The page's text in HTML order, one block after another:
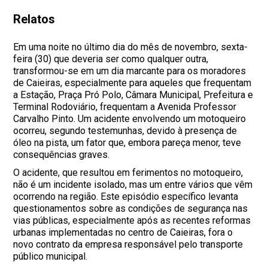
Relatos
Em uma noite no último dia do mês de novembro, sexta-
feira (30) que deveria ser como qualquer outra,
transformou-se em um dia marcante para os moradores
de Caieiras, especialmente para aqueles que frequentam
a Estação, Praça Pró Polo, Câmara Municipal, Prefeitura e
Terminal Rodoviário, frequentam a Avenida Professor
Carvalho Pinto. Um acidente envolvendo um motoqueiro
ocorreu, segundo testemunhas, devido à presença de
óleo na pista, um fator que, embora pareça menor, teve
consequências graves.
O acidente, que resultou em ferimentos no motoqueiro,
não é um incidente isolado, mas um entre vários que vêm
ocorrendo na região. Este episódio específico levanta
questionamentos sobre as condições de segurança nas
vias públicas, especialmente após as recentes reformas
urbanas implementadas no centro de Caieiras, fora o
novo contrato da empresa responsável pelo transporte
público municipal.